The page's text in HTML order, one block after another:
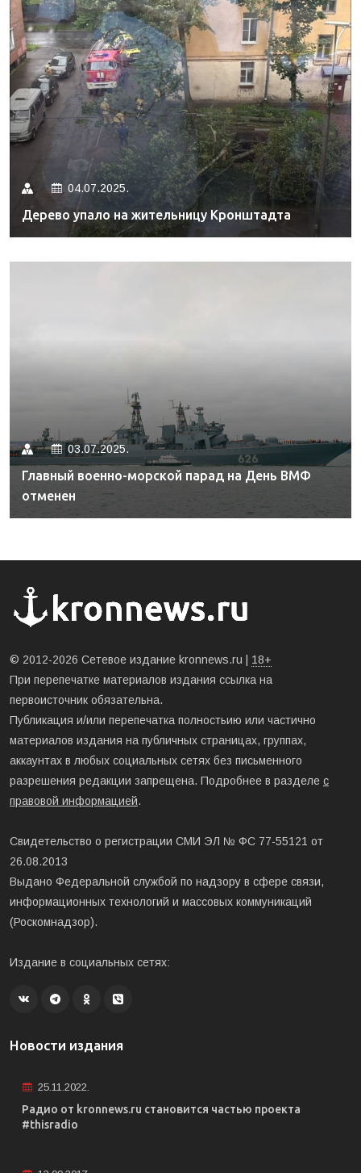
04.07.2025.
Дерево упало на жительницу Кронштадта
03.07.2025.
Главный военно-морской парад на День ВМФ
отменен
© 2012-2026 Сетевое издание kronnews.ru | 18+
При перепечатке материалов издания ссылка на
первоисточник обязательна.
Публикация и/или перепечатка полностьию или частично
материалов издания на публичных страницах, группах,
аккаунтах в любых социальных сетях без письменного
разрешения редакции запрещена. Подробнее в разделе с
правовой информацией.
Свидетельство о регистрации СМИ ЭЛ № ФС 77-55121 от
26.08.2013
Выдано Федеральной службой по надзору в сфере связи,
информационных технологий и массовых коммуникаций
(Роскомнадзор).
Издание в социальных сетях:
Новости издания
25.11.2022.
Радио от kronnews.ru становится частью проекта
#thisradio